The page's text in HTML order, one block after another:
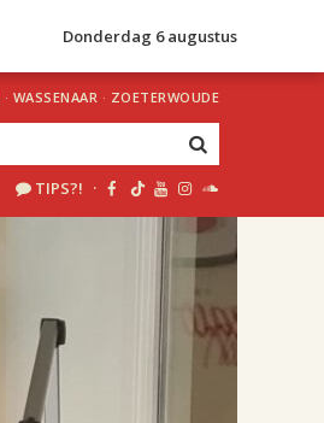
Donderdag 6 augustus
· WASSENAAR · ZOETERWOUDE
TIPS?! ·
uur 1 van 2
Volgend uur